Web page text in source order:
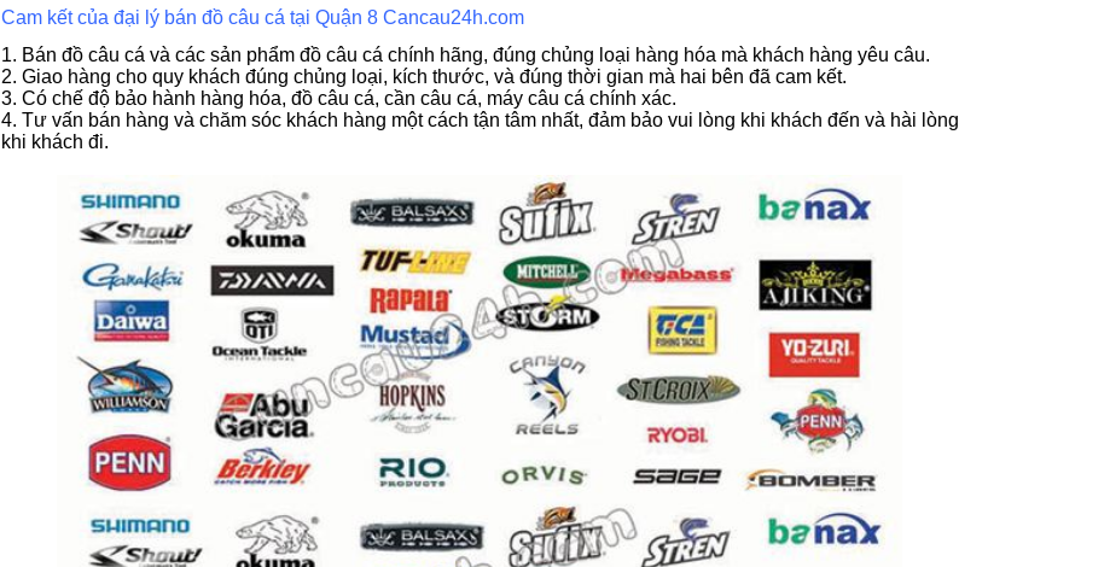
Cam kết của đại lý bán đồ câu cá tại Quận 8 Cancau24h.com
1. Bán đồ câu cá và các sản phẩm đồ câu cá chính hãng, đúng chủng loại hàng hóa mà khách hàng yêu câu.
2. Giao hàng cho quy khách đúng chủng loại, kích thước, và đúng thời gian mà hai bên đã cam kết.
3. Có chế độ bảo hành hàng hóa, đồ câu cá, cần câu cá, máy câu cá chính xác.
4. Tư vấn bán hàng và chăm sóc khách hàng một cách tận tâm nhất, đảm bảo vui lòng khi khách đến và hài lòng
khi khách đi.